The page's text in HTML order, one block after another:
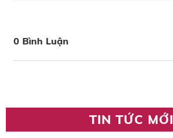
0 Bình Luận
TIN TỨC MỚI